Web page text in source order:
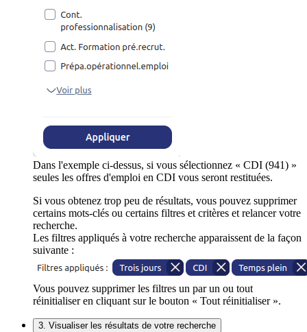
Dans l'exemple ci-dessus, si vous sélectionnez « CDI (941) »
seules les offres d'emploi en CDI vous seront restituées.
Si vous obtenez trop peu de résultats, vous pouvez supprimer
certains mots-clés ou certains filtres et critères et relancer votre
recherche.
Les filtres appliqués à votre recherche apparaissent de la façon
suivante :
Vous pouvez supprimer les filtres un par un ou tout
réinitialiser en cliquant sur le bouton « Tout réinitialiser ».
3. Visualiser les résultats de votre recherche